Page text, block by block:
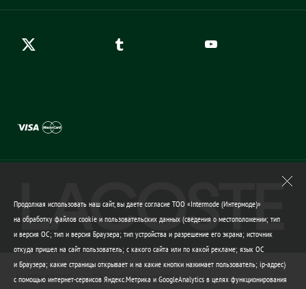
Карта сайта Гарантия качества
Продолжая использовать наш сайт, вы даете согласие ТОО «Intermode (Интермоде)»
на обработку файлов cookie и пользовательских данных (сведения о местоположении; тип
и версия ОС; тип и версия Браузера; тип устройства и разрешение его экрана; источник
откуда пришел на сайт пользователь; с какого сайта или по какой рекламе; язык ОС
и Браузера; какие страницы открывает и на какие кнопки нажимает пользователь; ip-адрес)
с помощью интернет-сервисов Яндекс.Метрика и GoogleAnalytics в целях функционирования